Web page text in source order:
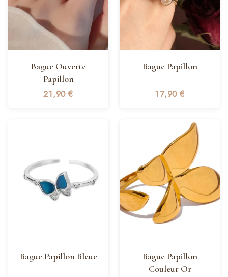
Bague Ouverte
Papillon
21,90€
Bague Papillon
17,90€
Bague Papillon Bleue
Bague Papillon
Couleur Or